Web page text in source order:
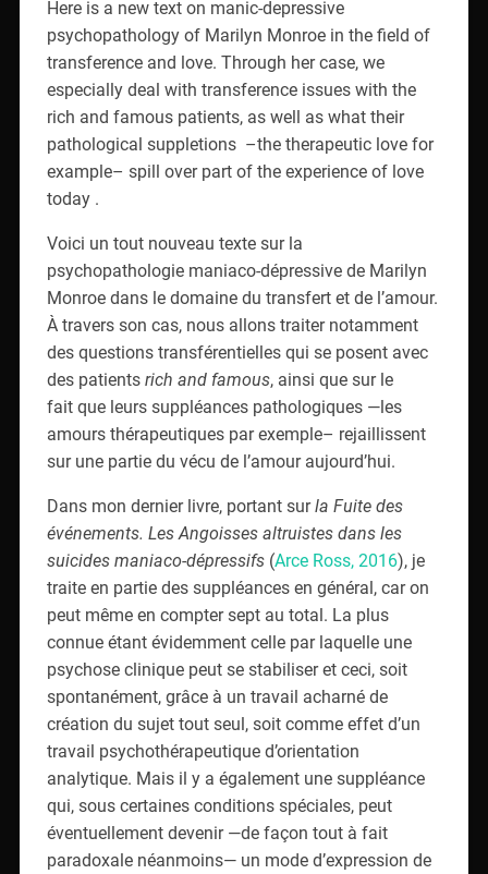
Here is a new text on manic-depressive
psychopathology of Marilyn Monroe in the field of
transference and love. Through her case, we
especially deal with transference issues with the
rich and famous patients, as well as what their
pathological suppletions –the therapeutic love for
example– spill over part of the experience of love
today .
Voici un tout nouveau texte sur la
psychopathologie maniaco-dépressive de Marilyn
Monroe dans le domaine du transfert et de l’amour.
À travers son cas, nous allons traiter notamment
des questions transférentielles qui se posent avec
des patients rich and famous, ainsi que sur le
fait que leurs suppléances pathologiques —les
amours thérapeutiques par exemple– rejaillissent
sur une partie du vécu de l’amour aujourd’hui.
Dans mon dernier livre, portant surla Fuite des
événements. Les Angoisses altruistes dans les
suicides maniaco-dépressifs(Arce Ross, 2016), je
traite en partie des suppléances en général, car on
peut même en compter sept au total. La plus
connue étant évidemment celle par laquelle une
psychose clinique peut se stabiliser et ceci, soit
spontanément, grâce à un travail acharné de
création du sujet tout seul, soit comme effet d’un
travail psychothérapeutique d’orientation
analytique. Mais il y a également une suppléance
qui, sous certaines conditions spéciales, peut
éventuellement devenir —de façon tout à fait
paradoxale néanmoins— un mode d’expression de